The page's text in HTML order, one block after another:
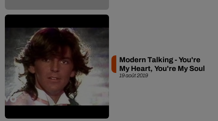
19 août 2019
Modern Talking - You're
My Heart, You're My Soul